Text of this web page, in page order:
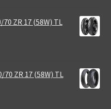
ZR 17 (58W) TL
ZR 17 (58W) TL